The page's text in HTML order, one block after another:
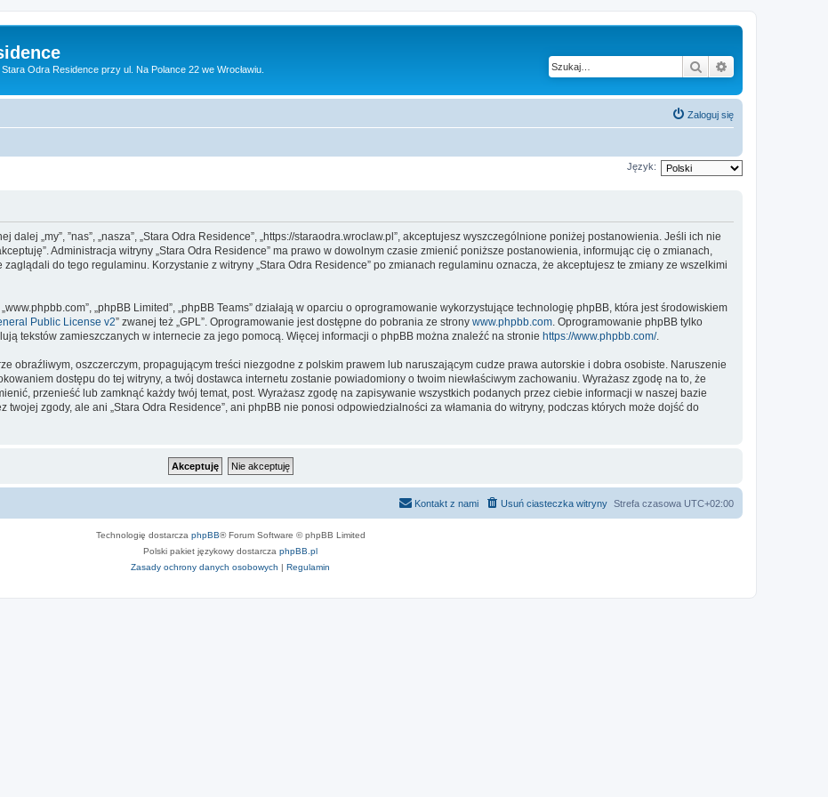
Odra Residence przy ul. Na Polance 22 we Wrocławiu. Szukaj
Zaloguj się
Język:
dalej „my”, ”nas”, „nasza”, „Stara Odra Residence”, „https://staraodra.wroclaw.pl”, akceptujesz wyszczególnione poniżej postanowienia. Jeśli ich nie
Administracja witryny „Stara Odra Residence” ma prawo w dowolnym czasie zmienić poniższe postanowienia, informując cię o zmianach,
do tego regulaminu. Korzystanie z witryny „Stara Odra Residence” po zmianach regulaminu oznacza, że akceptujesz te zmiany ze wszelkimi
„www.phpbb.com”, „phpBB Limited”, „phpBB Teams” działają w oparciu o oprogramowanie wykorzystujące technologię phpBB, która jest środowiskiem
Public License v2” zwanej też „GPL”. Oprogramowanie jest dostępne do pobrania ze strony www.phpbb.com. Oprogramowanie phpBB tylko
tekstów zamieszczanych w internecie za jego pomocą. Więcej informacji o phpBB można znaleźć na stronie https://www.phpbb.com/.
obraźliwym, oszczerczym, propagującym treści niezgodne z polskim prawem lub naruszającym cudze prawa autorskie i dobra osobiste. Naruszenie
dostępu do tej witryny, a twój dostawca internetu zostanie powiadomiony o twoim niewłaściwym zachowaniu. Wyrażasz zgodę na to, że
przenieść lub zamknąć każdy twój temat, post. Wyrażasz zgodę na zapisywanie wszystkich podanych przez ciebie informacji w naszej bazie
zgody, ale ani „Stara Odra Residence”, ani phpBB nie ponosi odpowiedzialności za włamania do witryny, podczas których może dojść do
Strefa czasowa UTC+02:00
Usuń ciasteczka witryny
Kontakt z nami
Technologię dostarcza phpBB® Forum Software © phpBB Limited
Polski pakiet językowy dostarcza phpBB.pl
Zasady ochrony danych osobowych | Regulamin